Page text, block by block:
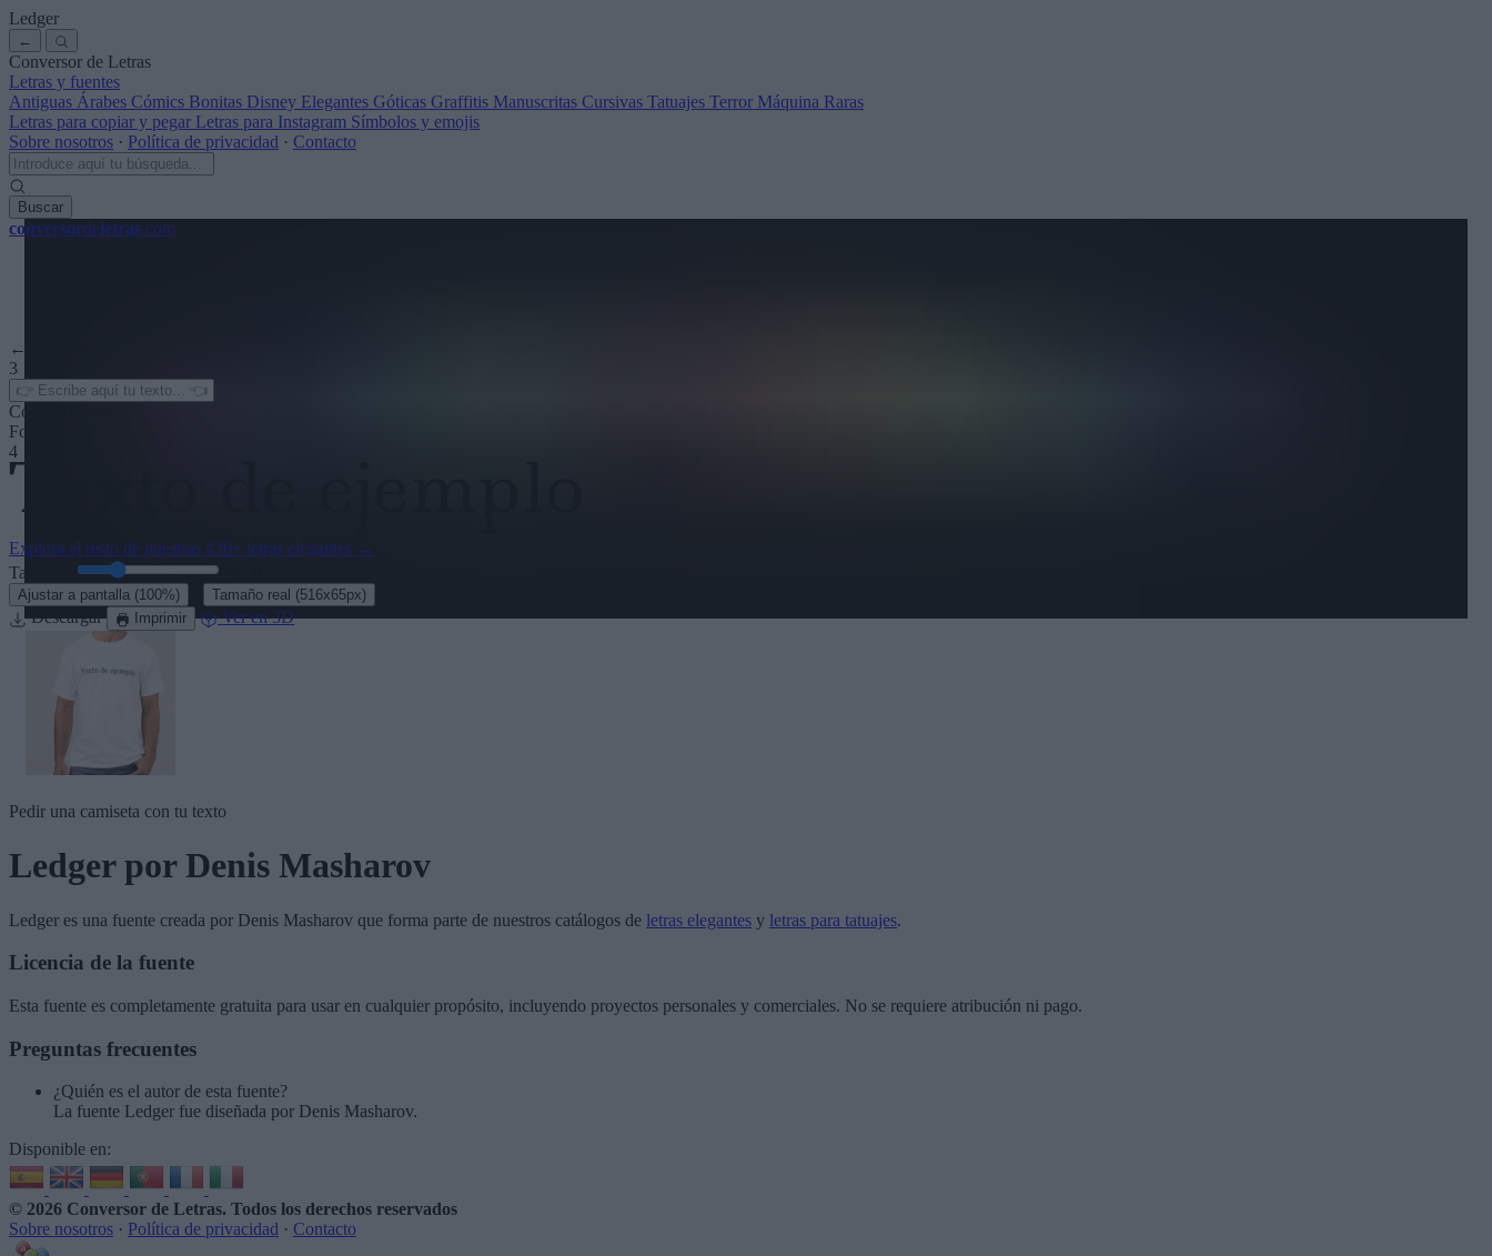
Ledger
←
Conversor de Letras
Letras y fuentes
Antiguas Árabes Cómics Bonitas Disney Elegantes Góticas Graffitis Manuscritas Cursivas Tatuajes Terror Máquina Raras
Letras para copiar y pegar Letras para Instagram Símbolos y emojis
Sobre nosotros · Política de privacidad · Contacto
Buscar
conversordeletras.com
← Ver más
3
Color del texto
Fondo
4
Explora el resto de nuestras 430+ letras elegantes →
Tamaño:
Ajustar a pantalla (100%) Tamaño real (516x65px)
Descargar Imprimir Ver en 3D
Pedir una camiseta con tu texto
Ledgerpor Denis Masharov
Ledger es una fuente creada por Denis Masharov que forma parte de nuestros catálogos de letras elegantes y letras para tatuajes.
Licencia de la fuente
Esta fuente es completamente gratuita para usar en cualquier propósito, incluyendo proyectos personales y comerciales. No se requiere atribución ni pago.
Preguntas frecuentes
¿Quién es el autor de esta fuente?
La fuente Ledger fue diseñada por Denis Masharov.
Disponible en:
© 2026 Conversor de Letras. Todos los derechos reservados
Sobre nosotros · Política de privacidad · Contacto